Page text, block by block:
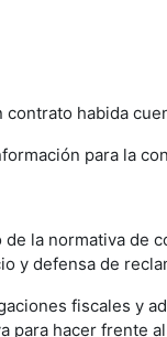
habida
para la
la normativa
y defensa de
fiscales y
para hacer frente